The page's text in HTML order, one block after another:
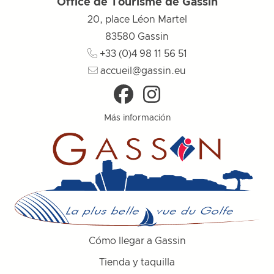
20, place Léon Martel
83580 Gassin
+33 (0)4 98 11 56 51
accueil@gassin.eu
Más información
Cómo llegar a Gassin
Tienda y taquilla